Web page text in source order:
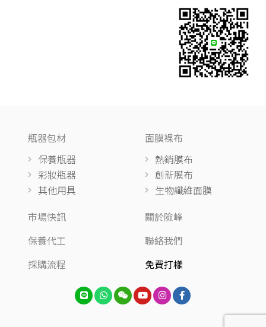
瓶器包材
保養瓶器
彩妝瓶器
其他用具
面膜裸布
熱銷膜布
創新膜布
生物纖維面膜
市場快訊
保養代工
採購流程
關於險峰
聯絡我們
免費打樣